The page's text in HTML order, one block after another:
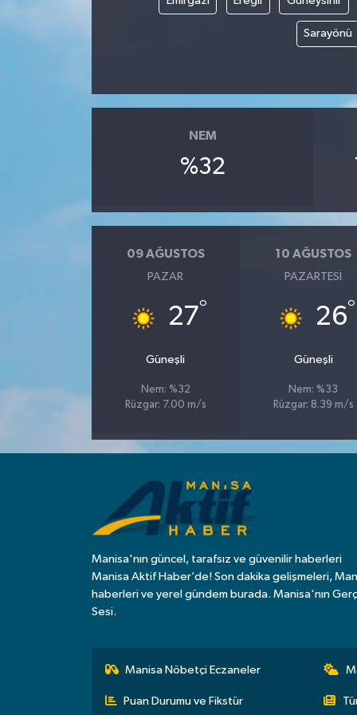
Sarayönü
NEM
%32
09 AĞUSTOS
PAZAR
27°
Güneşli
Nem: %32
Rüzgar: 7.00 m/s
10 AĞUSTOS
PAZARTESI
26°
Güneşli
Nem: %33
Rüzgar: 8.39 m/s
Manisa'nın güncel, tarafsız ve güvenilir haberleri
Manisa Aktif Haber’de! Son dakika gelişmeleri,
haberleri ve yerel gündem burada. Manisa'nın
Sesi.
Manisa Nöbetçi Eczaneler
Puan Durumu ve Fikstür